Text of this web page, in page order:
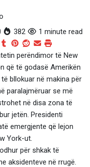
382
1 minute read
StumbleUpon
TumblrPinterest
RedditShare
via
Email
perëndimor të New
që të godasë Amerikën
bllokuar në makina për
paralajmëruar se më
në disa zona të
jetën. Presidenti
emergjente që lejon
York-ut.
për shkak të
aksidenteve në rrugë.